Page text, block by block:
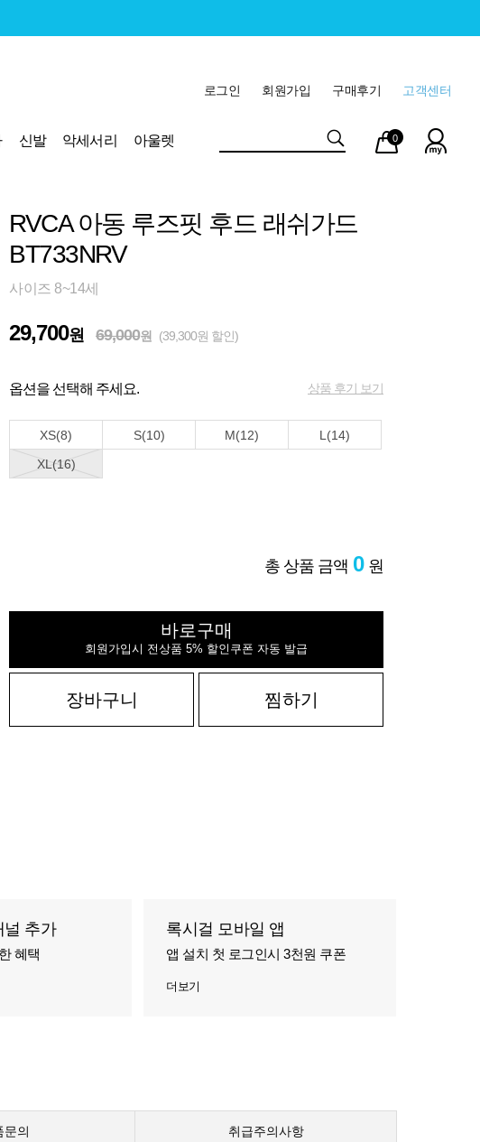
고객센터
구매후기
회원가입
로그인
신발 악세서리
아울렛
마이
페이
장바
구니
0
RVCA 아동 루즈핏 후드 래쉬가드
BT733NRV
사이즈 8~14세
29,700원 69,000원 (39,300원 할인)
옵션을 선택해 주세요. 상품 후기 보기
XS(8) S(10) M(12)
L(14)
XL(16)
총 상품 금액 0 원
바로구매
회원가입시 전상품 5% 할인쿠폰 자동 발급
장바구니 찜하기
널 추가
혜택
록시걸 모바일 앱
앱 설치 첫 로그인시 3천원 쿠폰
더보기
문의 취급주의사항